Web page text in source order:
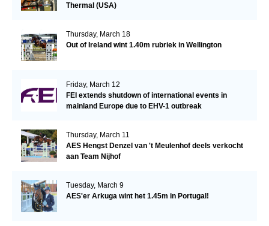
Thermal (USA)
Thursday, March 18
Out of Ireland wint 1.40m rubriek in Wellington
Friday, March 12
FEI extends shutdown of international events in
mainland Europe due to EHV-1 outbreak
Thursday, March 11
AES Hengst Denzel van 't Meulenhof deels verkocht
aan Team Nijhof
Tuesday, March 9
AES'er Arkuga wint het 1.45m in Portugal!